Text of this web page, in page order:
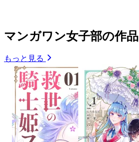
マンガワン女子部の作品
もっと見る